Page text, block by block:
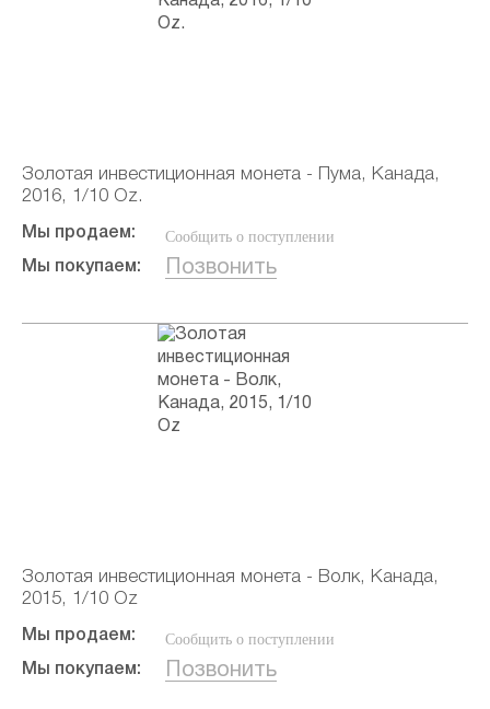
Золотая инвестиционная монета - Пума, Канада,
2016, 1/10 Oz.
Мы продаем: Сообщить о поступлении
Мы покупаем: Позвонить
Золотая инвестиционная монета - Волк, Канада,
2015, 1/10 Oz
Мы продаем: Сообщить о поступлении
Мы покупаем: Позвонить